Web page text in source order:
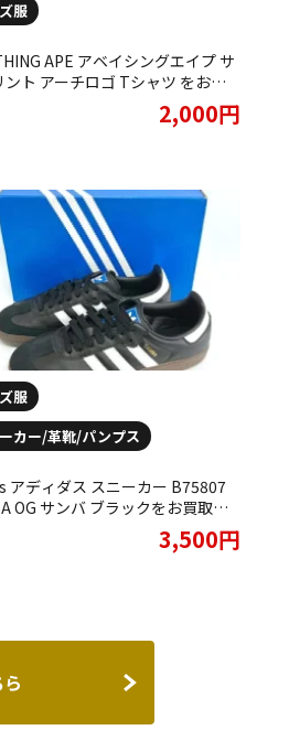
服
APE アベイシングエイプ サ
ント アーチロゴ Tシャツ をお買
2,000円
服
カー/革靴/パンプス
アディダス スニーカー B75807
OG サンバ ブラックをお買取り
3,500円